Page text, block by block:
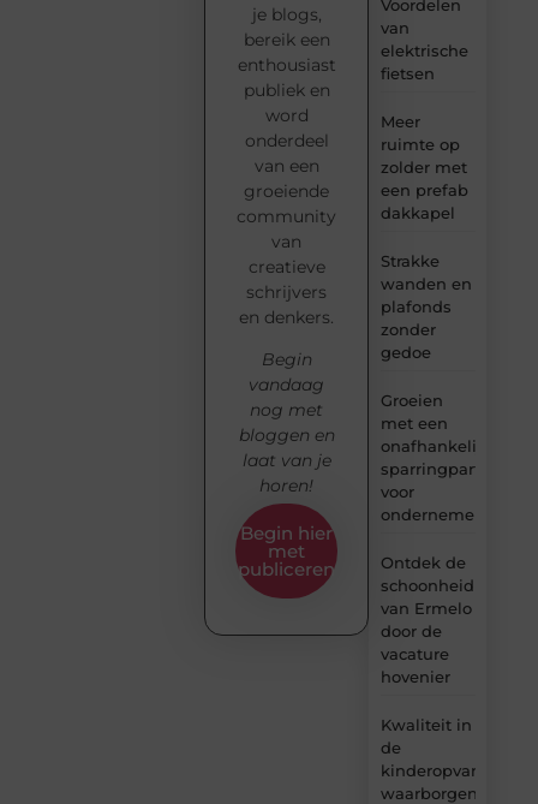
Voordelen
van
elektrische
fietsen
Meer
ruimte op
zolder met
een prefab
dakkapel
Strakke
wanden en
plafonds
zonder
gedoe
Groeien
met een
onafhankelijke
sparringpartner
voor
ondernemers
Ontdek de
schoonheid
van Ermelo
door de
vacature
hovenier
Kwaliteit in
de
kinderopvang
waarborgen
je blogs,
bereik een
enthousiast
publiek en
word
onderdeel
van een
groeiende
community
van
creatieve
schrijvers
en denkers.
Begin
vandaag
nog met
bloggen en
laat van je
horen!
Begin hier
met
publiceren